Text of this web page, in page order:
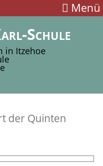
Menü
Schule
in Itzehoe
der Quinten